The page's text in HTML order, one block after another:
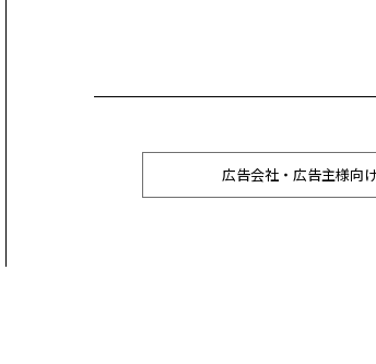
広告会社・広告主様向